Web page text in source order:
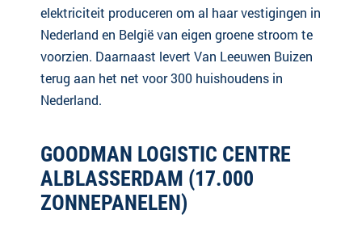
elektriciteit produceren om al haar vestigingen in
Nederland en België van eigen groene stroom te
voorzien. Daarnaast levert Van Leeuwen Buizen
terug aan het net voor 300 huishoudens in
Nederland.
GOODMAN LOGISTIC CENTRE
ALBLASSERDAM (17.000
ZONNEPANELEN)